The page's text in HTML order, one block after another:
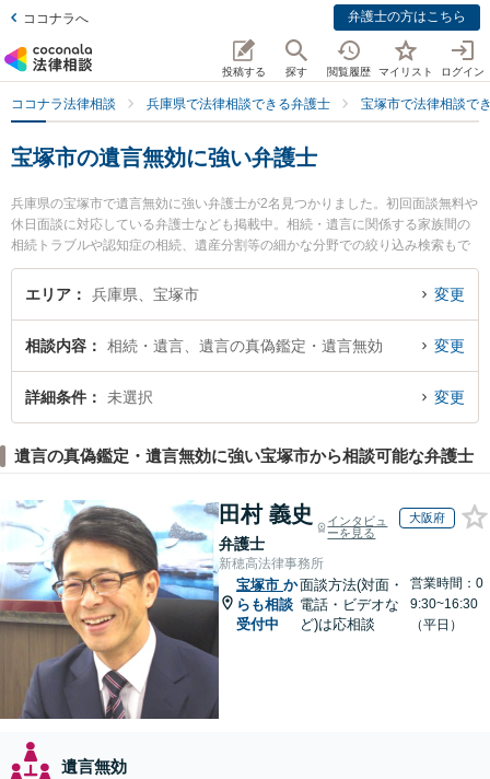
ココナラへ 弁護士の方はこちら
投稿する 探す 閲覧履歴 マイリスト ログイン
ココナラ法律相談 兵庫県で法律相談できる弁護士 宝塚市で法律相談で
宝塚市の遺言無効に強い弁護士
兵庫県の宝塚市で遺言無効に強い弁護士が2名見つかりました。初回面談無料や
休日面談に対応している弁護士なども掲載中。相続・遺言に関係する家族間の
相続トラブルや認知症の相続、遺産分割等の細かな分野での絞り込み検索もで
き便利です。特に宝塚ともり法律事務所の佐藤 英生弁護士やルーセント法律事
務所の前田 修平弁護士のプロフィール情報や弁護士費用、強みなどが注目され
索したい』『初回相談無料で遺言無効を法律相談できる宝塚市内の弁護士に相
談予約したい』などでお困りの相談者さんにおすすめです。
エリア 兵庫県、宝塚市 変更
相談内容 相続・遺言、遺言の真偽鑑定・遺言無効 変更
詳細条件 未選択 変更
遺言の真偽鑑定・遺言無効に強い宝塚市から相談可能な弁護士
田村 義史
弁護士
インタビュ
ーを見る
大阪府
新穂高法律事務所
宝塚市 か
らも相談
受付中
面談方法(対面・
電話・ビデオな
ど)は応相談
営業時間：0
9:30~16:30
（平日）
遺言無効